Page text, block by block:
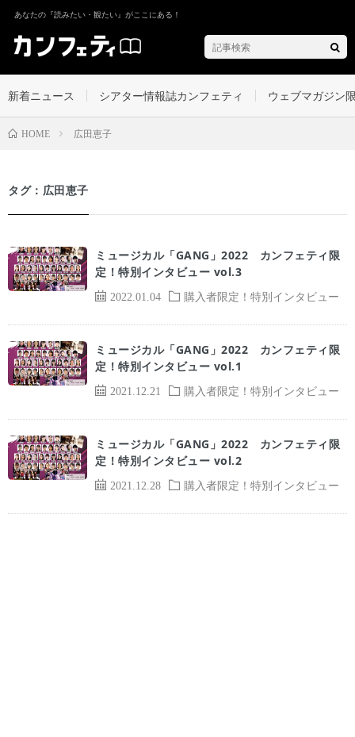
あなたの『読みたい・観たい』がここにある！
新着ニュース シアター情報誌カンフェティ ウェブマガジン
HOME 広田恵子
タグ：広田恵子
2022.01.04 購入者限定！特別インタビュー
ミュージカル「GANG」2022 カンフェティ限
定！特別インタビュー vol.3
2021.12.21 購入者限定！特別インタビュー
ミュージカル「GANG」2022 カンフェティ限
定！特別インタビュー vol.1
2021.12.28 購入者限定！特別インタビュー
ミュージカル「GANG」2022 カンフェティ限
定！特別インタビュー vol.2